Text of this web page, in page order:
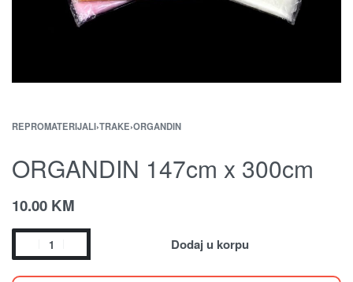
REPROMATERIJALI›TRAKE›ORGANDIN
ORGANDIN 147cm x 300cm
10.00 KM
Dodaj u korpu